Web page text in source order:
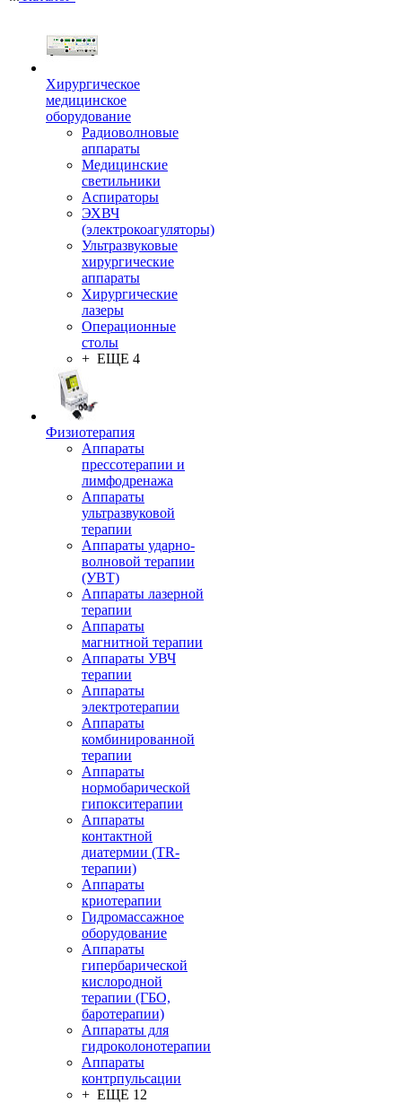
Хирургическое
медицинское
оборудование
Радиоволновые
аппараты
Медицинские
светильники
Аспираторы
ЭХВЧ
(электрокоагуляторы)
Ультразвуковые
хирургические
аппараты
Хирургические
лазеры
Операционные
столы
+ ЕЩЕ 4
Физиотерапия
Аппараты
прессотерапии и
лимфодренажа
Аппараты
ультразвуковой
терапии
Аппараты ударно-
волновой терапии
(УВТ)
Аппараты лазерной
терапии
Аппараты
магнитной терапии
Аппараты УВЧ
терапии
Аппараты
электротерапии
Аппараты
комбинированной
терапии
Аппараты
нормобарической
гипокситерапии
Аппараты
контактной
диатермии (TR-
терапии)
Аппараты
криотерапии
Гидромассажное
оборудование
Аппараты
гипербарической
кислородной
терапии (ГБО,
баротерапии)
Аппараты для
гидроколонотерапии
Аппараты
контрпульсации
+ ЕЩЕ 12